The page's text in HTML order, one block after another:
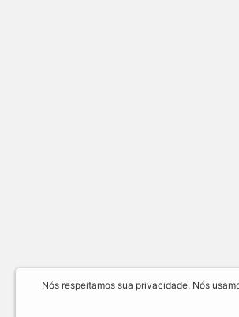
Nós respeitamos sua privacidade. Nós